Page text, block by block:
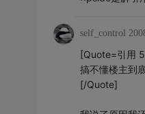
self_control
[Quote=引用
搞不懂楼主到
[/Quote]